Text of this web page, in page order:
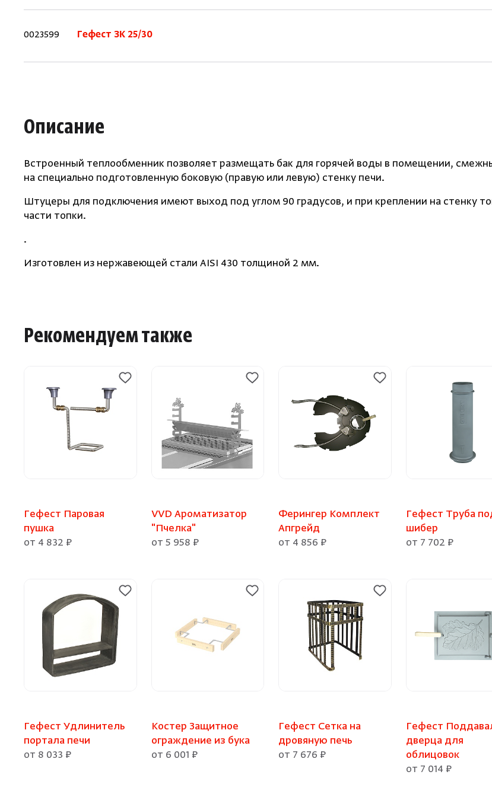
0023599 Гефест ЗК 25/30
Описание
Встроенный теплообменник позволяет размещать бак для горячей воды в помещении,
на специально подготовленную боковую (правую или левую) стенку печи.
Штуцеры для подключения имеют выход под углом 90 градусов, и при креплении на стенку
части топки.
.
Изготовлен из нержавеющей стали AISI 430 толщиной 2 мм.
Рекомендуем также
Гефест Паровая
пушка
от 4 832 ₽
VVD Ароматизатор
"Пчелка"
от 5 958 ₽
Ферингер Комплект
Апгрейд
от 4 856 ₽
Гефест Труба
шибер
от 7 702 ₽
Гефест Удлинитель
портала печи
от 8 033 ₽
Костер Защитное
ограждение из бука
от 6 001 ₽
Гефест Сетка на
дровяную печь
от 7 676 ₽
Гефест
дверца для
облицовок
от 7 014 ₽